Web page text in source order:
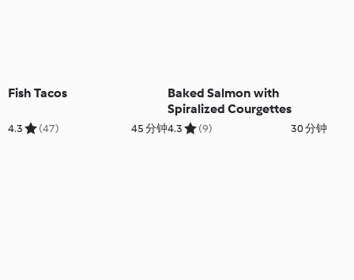
Fish Tacos
4.3 (47) 45 分钟
Baked Salmon with
Spiralized Courgettes
4.3 (9) 30 分钟